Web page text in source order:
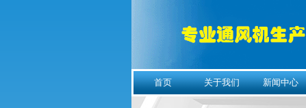
首页 关于我们 新闻中心